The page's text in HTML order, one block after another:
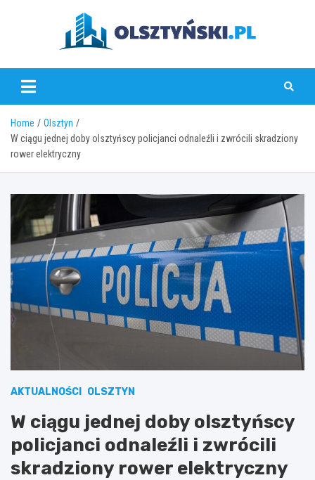
olsztynski.pl
Home
Olsztyn
W ciągu jednej doby olsztyńscy policjanci odnaleźli i zwrócili skradziony
rower elektryczny
AKTUALNOŚCI OLSZTYN
W ciągu jednej doby olsztyńscy
policjanci odnaleźli i zwrócili
skradziony rower elektryczny